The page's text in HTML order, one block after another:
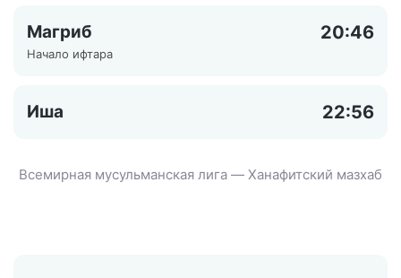
Магриб 20:46
Начало ифтара
Иша 22:56
Всемирная мусульманская лига — Ханафитский мазхаб